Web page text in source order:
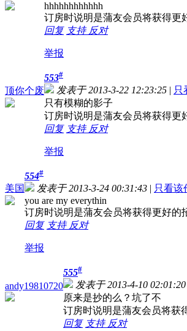
hhhhhhhhhhhh
订房时说明是蒲友会员将获得更
回复 支持 反对
举报
顶你个废
553#
发表于 2013-3-22 12:23:25 | 只
只有模糊的影子
订房时说明是蒲友会员将获得更
回复 支持 反对
举报
美国
554#
发表于 2013-3-24 00:31:43 | 只看该
you are my everythin
订房时说明是蒲友会员将获得更好的
回复 支持 反对
举报
andy19810720
555#
发表于 2013-4-10 02:01:20
原来是抄的么？坑了不
订房时说明是蒲友会员将获
回复 支持 反对